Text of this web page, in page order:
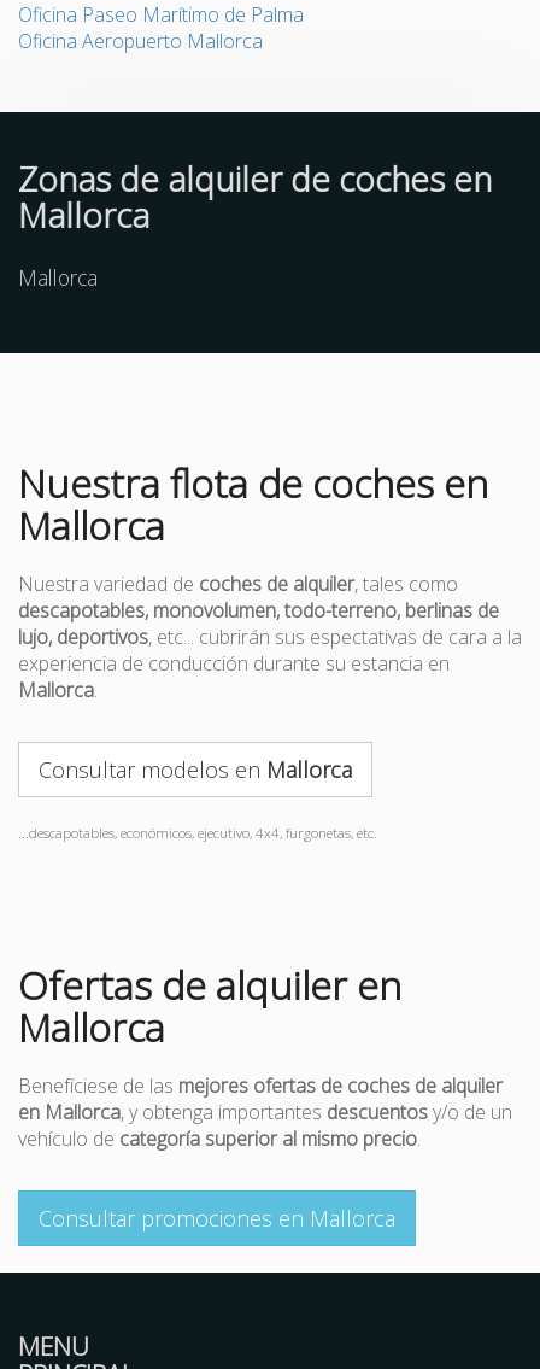
Oficina Paseo Marítimo de Palma
Oficina Aeropuerto Mallorca
Zonas de alquiler de coches en
Mallorca
Mallorca
Nuestra flota de coches en
Mallorca
Nuestra variedad de coches de alquiler, tales como
descapotables, monovolumen, todo-terreno, berlinas de
lujo, deportivos, etc... cubrirán sus espectativas de cara a la
experiencia de conducción durante su estancia en
Mallorca.
Consultar modelos en Mallorca
...descapotables, económicos, ejecutivo, 4x4, furgonetas, etc.
Ofertas de alquiler en
Mallorca
Benefíciese de las mejores ofertas de coches de alquiler
en Mallorca, y obtenga importantes descuentosy/o de un
vehículo de categoría superior al mismo precio.
Consultar promociones en Mallorca
MENU